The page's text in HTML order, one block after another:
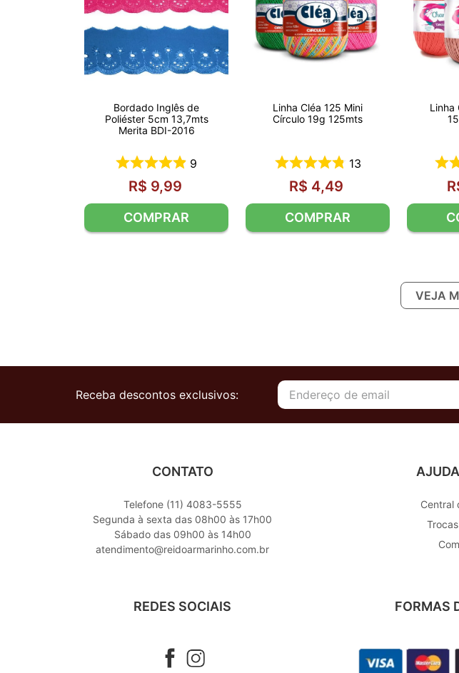
Bordado Inglês de
Poliéster 5cm 13,7mts
Merita BDI-2016
9
R$ 9,99
COMPRAR
Linha Cléa 125 Mini
Círculo 19g 125mts
13
R$ 4,49
COMPRAR
Linha
Receba descontos exclusivos:
CONTATO
Telefone (11) 4083-5555
Segunda à sexta das 08h00 às 17h00
Sábado das 09h00 às 14h00
atendimento@reidoarmarinho.com.br
Central
REDES SOCIAIS FORMAS